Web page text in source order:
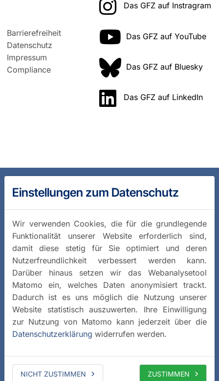
Barrierefreiheit
Datenschutz
Impressum
Compliance
Das GFZ auf Instragram
Das GFZ auf YouTube
Das GFZ auf Bluesky
Das GFZ auf LinkedIn
Einstellungen zum Datenschutz
Wir verwenden Cookies, die für die grundlegende
Funktionalität unserer Website erforderlich sind,
damit diese stetig für Sie optimiert und deren
Nutzerfreundlichkeit verbessert werden kann.
Darüber hinaus setzen wir das Webanalysetool
Matomo ein, welches Daten anonymisiert trackt.
Dadurch ist es uns möglich die Nutzung unserer
Website statistisch auszuwerten. Ihre Einwilligung
zur Nutzung von Matomo kann jederzeit über die
Datenschutzerklärung widerrufen werden.
NICHT ZUSTIMMEN ZUSTIMMEN